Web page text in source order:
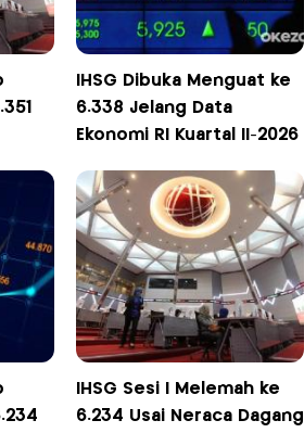
IHSG Dibuka Menguat ke
6.338 Jelang Data
Ekonomi RI Kuartal II-2026
IHSG Sesi I Melemah ke
6.234 Usai Neraca Dagang